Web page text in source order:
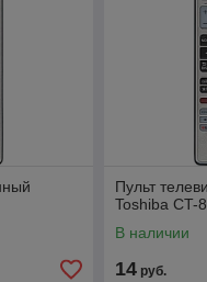
Пульт
Toshiba CT-
В наличии
14 руб.